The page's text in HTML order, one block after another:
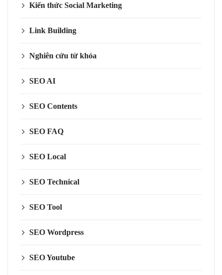
Kiến thức Social Marketing
Link Building
Nghiên cứu từ khóa
SEO AI
SEO Contents
SEO FAQ
SEO Local
SEO Technical
SEO Tool
SEO Wordpress
SEO Youtube